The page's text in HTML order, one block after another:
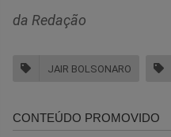
da Redação
JAIR BOLSONARO